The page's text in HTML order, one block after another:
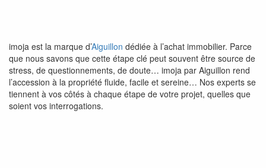
imoja est la marque d’Aiguillon dédiée à l’achat immobilier. Parce
que nous savons que cette étape clé peut souvent être source de
stress, de questionnements, de doute… imoja par Aiguillon rend
l’accession à la propriété fluide, facile et sereine… Nos experts se
tiennent à vos côtés à chaque étape de votre projet, quelles que
soient vos interrogations.